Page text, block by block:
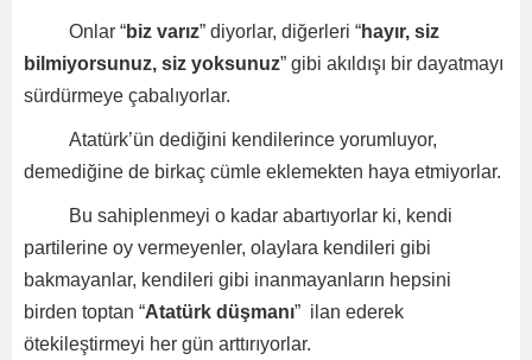
Onlar “biz varız” diyorlar, diğerleri “hayır, siz
bilmiyorsunuz, siz yoksunuz” gibi akıldışı bir dayatmayı
sürdürmeye çabalıyorlar.
Atatürk’ün dediğini kendilerince yorumluyor,
demediğine de birkaç cümle eklemekten haya etmiyorlar.
Bu sahiplenmeyi o kadar abartıyorlar ki, kendi
partilerine oy vermeyenler, olaylara kendileri gibi
bakmayanlar, kendileri gibi inanmayanların hepsini
birden toptan “Atatürk düşmanı” ilan ederek
ötekileştirmeyi her gün arttırıyorlar.